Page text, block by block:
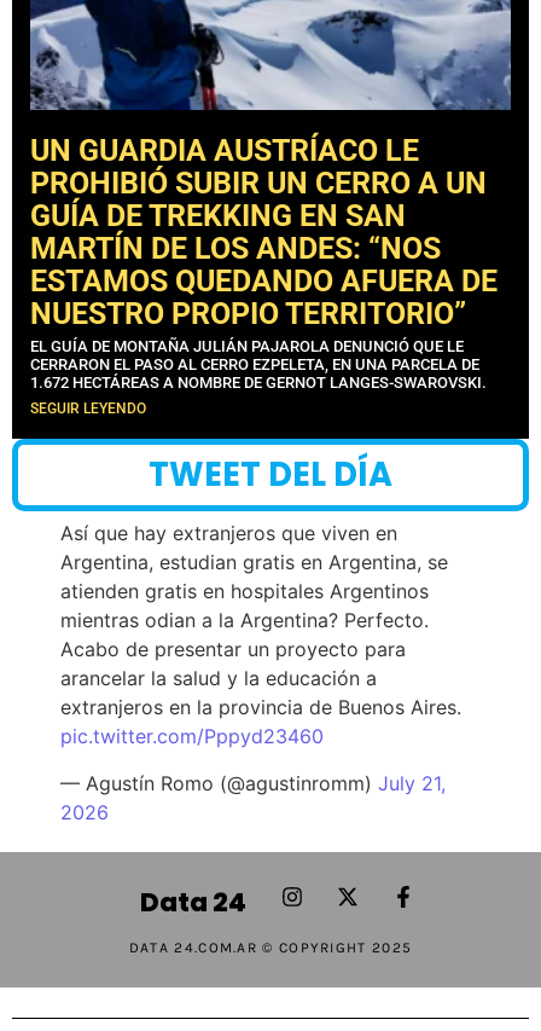
UN GUARDIA AUSTRÍACO LE
PROHIBIÓ SUBIR UN CERRO A UN
GUÍA DE TREKKING EN SAN
MARTÍN DE LOS ANDES: “NOS
ESTAMOS QUEDANDO AFUERA DE
NUESTRO PROPIO TERRITORIO”
EL GUÍA DE MONTAÑA JULIÁN PAJAROLA DENUNCIÓ QUE LE
CERRARON EL PASO AL CERRO EZPELETA, EN UNA PARCELA DE
1.672 HECTÁREAS A NOMBRE DE GERNOT LANGES-SWAROVSKI.
SEGUIR LEYENDO
TWEET DEL DÍA
Así que hay extranjeros que viven en
Argentina, estudian gratis en Argentina, se
atienden gratis en hospitales Argentinos
mientras odian a la Argentina? Perfecto.
Acabo de presentar un proyecto para
arancelar la salud y la educación a
extranjeros en la provincia de Buenos Aires.
pic.twitter.com/Pppyd23460
— Agustín Romo (@agustinromm) July 21,
2026
Data 24
DATA 24.COM.AR © COPYRIGHT 2025